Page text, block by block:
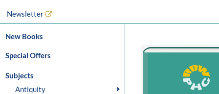
Newsletter
New Books
Special Offers
Subjects
Antiquity